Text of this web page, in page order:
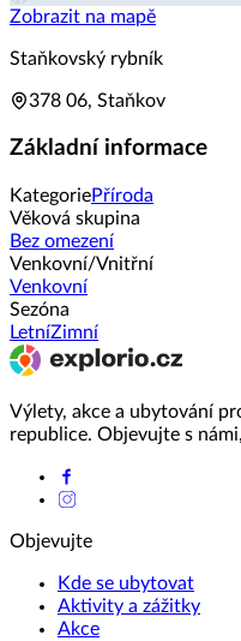
Zobrazit na mapě
Staňkovský rybník
378 06, Staňkov
Základní informace
KategoriePříroda
Věková skupina
Bez omezení
Venkovní/Vnitřní
Venkovní
Sezóna
LetníZimní
Výlety, akce a ubytování
republice. Objevujte s
Objevujte
Kde se ubytovat
Aktivity a zážitky
Akce